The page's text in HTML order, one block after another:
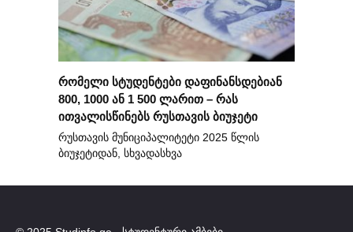
რომელი სტუდენტები დაფინანსდებიან
800, 1000 ან 1 500 ლარით – რას
ითვალისწინებს რუსთავის ბიუჯეტი
რუსთავის მუნიციპალიტეტი 2025 წლის
ბიუჯეტიდან, სხვადასხვა